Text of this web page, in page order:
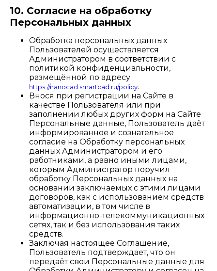
10. Согласие на обработку
Персональных данных
Обработка персональных данных
Пользователей осуществляется
Администратором в соответствии с
политикой конфиденциальности,
размещённой по адресу
https://nanocad.smartcad.ru/policy.
Внося при регистрации на Сайте в
качестве Пользователя или при
заполнении любых других форм на Сайте
Персональные данные, Пользователь даёт
информированное и сознательное
согласие на Обработку персональных
данных Администратором и его
работниками, а равно иными лицами,
которым Администратор поручил
обработку Персональных данных на
основании заключаемых с этими лицами
договоров, как с использованием средств
автоматизации, в том числе в
информационно-телекоммуникационных
сетях, так и без использования таких
средств.
Заключая настоящее Соглашение,
Пользователь подтверждает, что он
передаёт свои Персональные данные для